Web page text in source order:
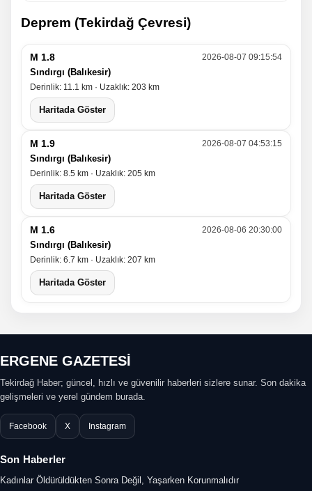
Deprem (Tekirdağ Çevresi)
M 1.8 2026-08-07 09:15:54
Sındırgı (Balıkesir)
Derinlik: 11.1 km · Uzaklık: 203 km
Haritada Göster
M 1.9 2026-08-07 04:53:15
Sındırgı (Balıkesir)
Derinlik: 8.5 km · Uzaklık: 205 km
Haritada Göster
M 1.6 2026-08-06 20:30:00
Sındırgı (Balıkesir)
Derinlik: 6.7 km · Uzaklık: 207 km
Haritada Göster
ERGENE GAZETESİ
Tekirdağ Haber; güncel, hızlı ve güvenilir haberleri sizlere sunar. Son dakika
gelişmeleri ve yerel gündem burada.
Facebook X Instagram
Son Haberler
Kadınlar Öldürüldükten Sonra Değil, Yaşarken Korunmalıdır